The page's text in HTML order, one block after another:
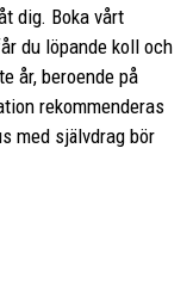
dig. Boka vårt
du löpande koll och
år, beroende på
rekommenderas
med självdrag bör